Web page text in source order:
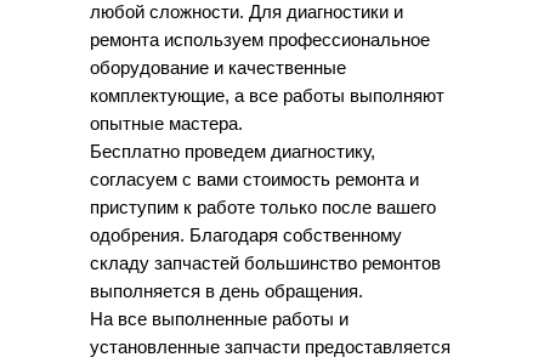
любой сложности. Для диагностики и
ремонта используем профессиональное
оборудование и качественные
комплектующие, а все работы выполняют
опытные мастера.
Бесплатно проведем диагностику,
согласуем с вами стоимость ремонта и
приступим к работе только после вашего
одобрения. Благодаря собственному
складу запчастей большинство ремонтов
выполняется в день обращения.
На все выполненные работы и
установленные запчасти предоставляется